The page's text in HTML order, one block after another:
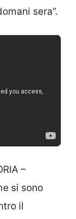
sera”.
–
si sono
il